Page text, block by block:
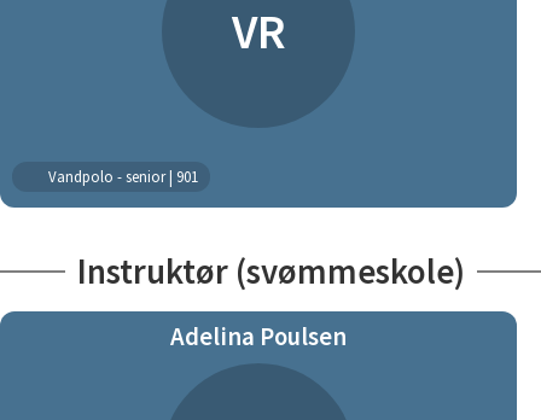
VR
Vandpolo - senior | 901
Instruktør (svømmeskole)
Adelina Poulsen